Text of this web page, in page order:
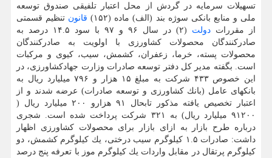
تسهیلات سرمایه در گردش از محل اعتبار تلفیقی صندوق توسعه
ملی و منابع بانكی سوژه بند (الف) ماده (۱۵۲)
قانون تنظیم قسمتی
از مقررات دولت
(۲) در سال ۹۶ و ۹۷ با سود ۱۴.۵ درصد به
صادركنندگان محصولات كشاورزی با اولویت به صادركنندگان
محصولات پسته، خرما، زعفران، كشمش، سیب، كیوی و مركبات
است. بگفته مدیر كل دفتر توسعه صادرات وزارت جهادكشاورزی، در
این خصوص ۴۳۳ شركت به مبلغ ۱۵ هزار و ۷۹۶ میلیارد ریال به
بانكهای عامل (بانك كشاورزی و توسعه صادرات) عرضه شدند و از
اعتبار تخصیص یافته مذكور تابحال ۹۱ هزارو ۲۰۰ میلیارد ریال (
۹۱۲۰۰ میلیارد ریال) به ۳۲۱ شركت پرداخت شده است. شجری
درباره طرح بازار به ازای بازار برای محصولات كشاورزی اظهار
داشت: صادرات ۱.۵ كیلوگرم سیب درختی، یك كیلوگرم كشمش، دو
كیلوگرم پرتقال در مقابل واردات یك كیلوگرم موز با تعرفه پنج درصد